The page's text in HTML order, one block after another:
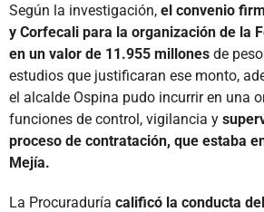
Según la investigación, el convenio
y Corfecali para la organización de la
en un valor de 11.955 millones de
estudios que justificaran ese monto,
el alcalde Ospina pudo incurrir en una
funciones de control, vigilancia y
proceso de contratación, que estaba
Mejía.
La Procuraduría calificó la conducta